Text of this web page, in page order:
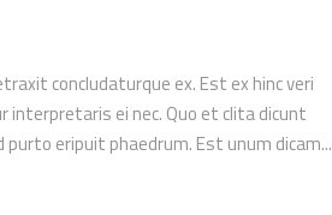
concludaturque ex. Est ex hinc veri
interpretaris ei nec. Quo et clita dicunt
eripuit phaedrum. Est unum dicam...